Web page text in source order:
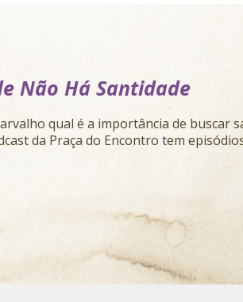
Não Há Santidade
qual é a importância de buscar
da Praça do Encontro tem